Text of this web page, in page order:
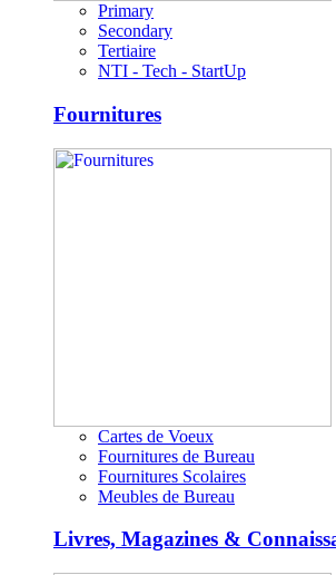
Primary
Secondary
Tertiaire
NTI - Tech - StartUp
Fournitures
Cartes de Voeux
Fournitures de Bureau
Fournitures Scolaires
Meubles de Bureau
Livres, Magazines &